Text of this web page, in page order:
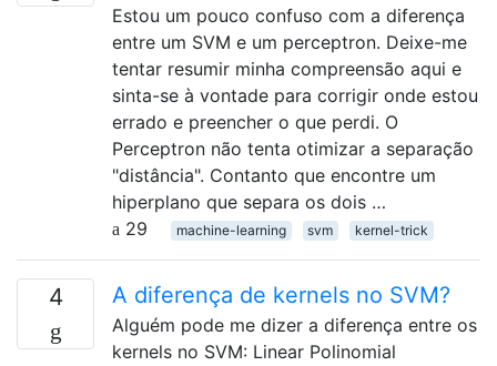
Estou um pouco confuso com a diferença
entre um SVM e um perceptron. Deixe-me
tentar resumir minha compreensão aqui e
sinta-se à vontade para corrigir onde estou
errado e preencher o que perdi. O
Perceptron não tenta otimizar a separação
"distância". Contanto que encontre um
hiperplano que separa os dois …
29
machine-learning svm kernel-trick
4 A diferença de kernels no SVM?
Alguém pode me dizer a diferença entre os
kernels no SVM: Linear Polinomial